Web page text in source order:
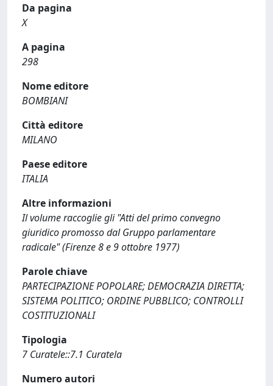
Da pagina
X
A pagina
298
Nome editore
BOMBIANI
Città editore
MILANO
Paese editore
ITALIA
Altre informazioni
Il volume raccoglie gli "Atti del primo convegno
giuridico promosso dal Gruppo parlamentare
radicale" (Firenze 8 e 9 ottobre 1977)
Parole chiave
PARTECIPAZIONE POPOLARE; DEMOCRAZIA DIRETTA;
SISTEMA POLITICO; ORDINE PUBBLICO; CONTROLLI
COSTITUZIONALI
Tipologia
7 Curatele::7.1 Curatela
Numero autori